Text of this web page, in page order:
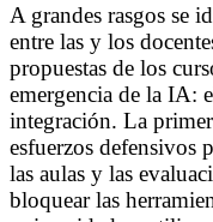
A grandes rasgos se
entre las y los
propuestas de los
emergencia de la IA:
integración. La
esfuerzos defensivos
las aulas y las
bloquear las